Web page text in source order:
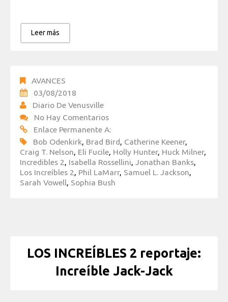
Leer más
AVANCES
03/08/2018
Diario De Venusville
No Hay Comentarios
Enlace Permanente A:
Bob Odenkirk, Brad Bird, Catherine Keener,
Craig T. Nelson, Eli Fucile, Holly Hunter, Huck Milner,
Incredibles 2, Isabella Rossellini, Jonathan Banks,
Los Increíbles 2, Phil LaMarr, Samuel L. Jackson,
Sarah Vowell, Sophia Bush
LOS INCREÍBLES 2 reportaje:
Increíble Jack-Jack